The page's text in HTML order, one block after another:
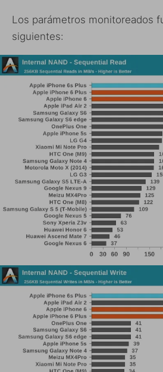
Los parámetros monitoreados
siguientes: